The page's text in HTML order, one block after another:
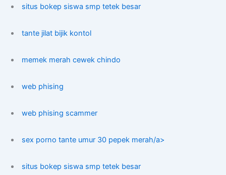
situs bokep siswa smp tetek besar
tante jilat bijik kontol
memek merah cewek chindo
web phising
web phising scammer
sex porno tante umur 30 pepek merah/a>
situs bokep siswa smp tetek besar